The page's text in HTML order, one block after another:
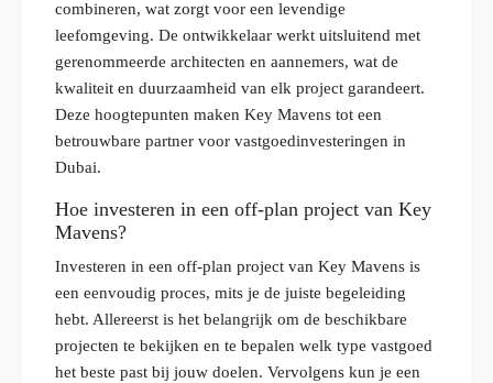
combineren, wat zorgt voor een levendige
leefomgeving. De ontwikkelaar werkt uitsluitend met
gerenommeerde architecten en aannemers, wat de
kwaliteit en duurzaamheid van elk project garandeert.
Deze hoogtepunten maken Key Mavens tot een
betrouwbare partner voor vastgoedinvesteringen in
Dubai.
Hoe investeren in een off-plan project van Key
Mavens?
Investeren in een off-plan project van Key Mavens is
een eenvoudig proces, mits je de juiste begeleiding
hebt. Allereerst is het belangrijk om de beschikbare
projecten te bekijken en te bepalen welk type vastgoed
het beste past bij jouw doelen. Vervolgens kun je een